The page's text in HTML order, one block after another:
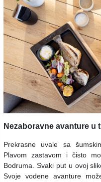
Nezaboravne avanture u
Prekrasne uvale sa
Plavom zastavom i čisto
Bodruma. Svaki put u ovoj
Svoje vodene avanture